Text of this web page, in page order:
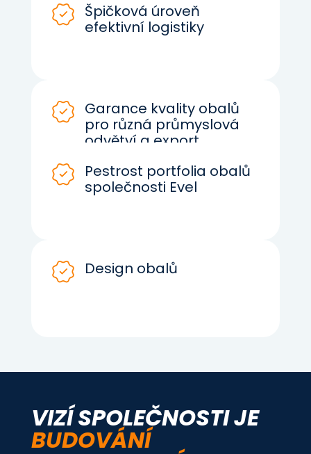
Špičková úroveň
efektivní logistiky
Garance kvality obalů
pro různá průmyslová
odvětví a export
Pestrost portfolia obalů
společnosti Evel
Design obalů
VIZÍ SPOLEČNOSTI JE
BUDOVÁNÍ